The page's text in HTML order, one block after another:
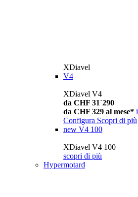
XDiavel
V4
XDiavel V4
da CHF 31´290
da CHF 329 al mese* i
Configura Scopri di più
new V4 100
XDiavel V4 100
scopri di più
Hypermotard